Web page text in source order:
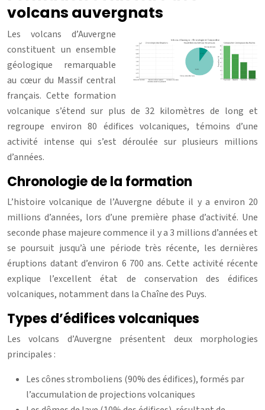
volcans auvergnats
Les volcans d’Auvergne
constituent un ensemble
géologique remarquable
au cœur du Massif central
français. Cette formation
volcanique s’étend sur plus de 32 kilomètres de long et
regroupe environ 80 édifices volcaniques, témoins d’une
activité intense qui s’est déroulée sur plusieurs millions
d’années.
Chronologie de la formation
L’histoire volcanique de l’Auvergne débute il y a environ 20
millions d’années, lors d’une première phase d’activité. Une
seconde phase majeure commence il y a 3 millions d’années et
se poursuit jusqu’à une période très récente, les dernières
éruptions datant d’environ 6 700 ans. Cette activité récente
explique l’excellent état de conservation des édifices
volcaniques, notamment dans la Chaîne des Puys.
Types d’édifices volcaniques
Les volcans d’Auvergne présentent deux morphologies
principales :
Les cônes stromboliens (90% des édifices), formés par
l’accumulation de projections volcaniques